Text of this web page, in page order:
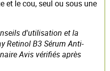
et le cou, seul ou sous une
d'utilisation et la
Retinol B3 Sérum Anti-
Avis vérifiés après